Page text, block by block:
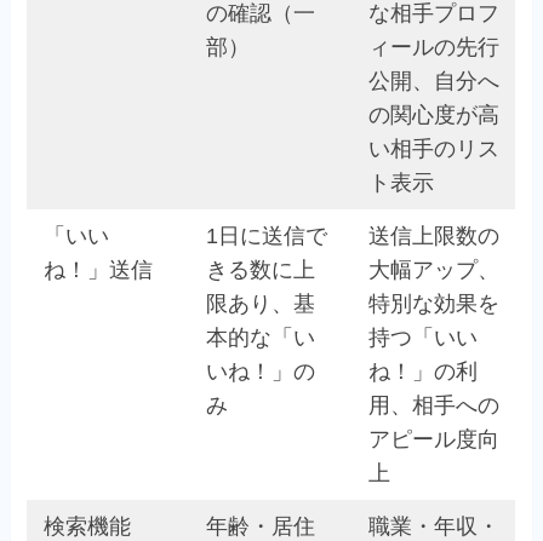
の確認（一
部）
な相手プロフ
ィールの先行
公開、自分へ
の関心度が高
い相手のリス
ト表示
「いい
ね！」送信
1日に送信で
きる数に上
限あり、基
本的な「い
いね！」の
み
送信上限数の
大幅アップ、
特別な効果を
持つ「いい
ね！」の利
用、相手への
アピール度向
上
検索機能
年齢・居住
職業・年収・